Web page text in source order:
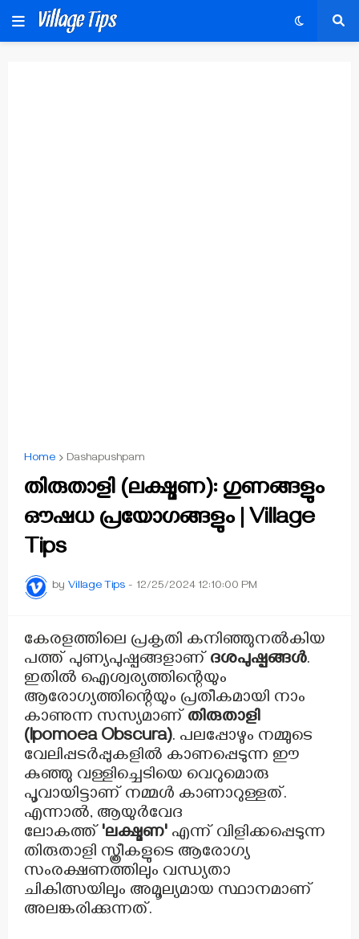
Home Dashapushpam
തിരുതാളി (ലക്ഷ്മണ): ഗുണങ്ങളും
ഔഷധ പ്രയോഗങ്ങളും | Village
Tips
by Village Tips - 12/25/2024 12:10:00 PM
കേരളത്തിലെ പ്രകൃതി കനിഞ്ഞുനൽകിയ
പത്ത് പുണ്യപുഷ്പങ്ങളാണ് ദശപുഷ്പങ്ങൾ.
ഇതിൽ ഐശ്വര്യത്തിന്റെയും
ആരോഗ്യത്തിന്റെയും പ്രതീകമായി നാം
കാണുന്ന സസ്യമാണ് തിരുതാളി
(Ipomoea Obscura). പലപ്പോഴും നമ്മുടെ
വേലിപ്പടർപ്പുകളിൽ കാണപ്പെടുന്ന ഈ
കുഞ്ഞു വള്ളിച്ചെടിയെ വെറുമൊരു
പൂവായിട്ടാണ് നമ്മൾ കാണാറുള്ളത്.
എന്നാൽ, ആയുർവേദ
ലോകത്ത് 'ലക്ഷ്മണ' എന്ന് വിളിക്കപ്പെടുന്ന
തിരുതാളി സ്ത്രീകളുടെ ആരോഗ്യ
സംരക്ഷണത്തിലും വന്ധ്യതാ
ചികിത്സയിലും അമൂല്യമായ സ്ഥാനമാണ്
അലങ്കരിക്കുന്നത്.